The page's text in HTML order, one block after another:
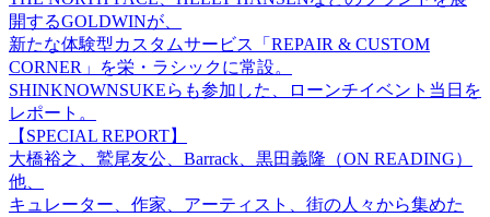
開するGOLDWINが、
新たな体験型カスタムサービス「REPAIR & CUSTOM
CORNER」を栄・ラシックに常設。
SHINKNOWNSUKEらも参加した、ローンチイベント当日を
レポート。
【SPECIAL REPORT】
大橋裕之、鷲尾友公、Barrack、黒田義隆（ON READING）
他、
キュレーター、作家、アーティスト、街の人々から集めた